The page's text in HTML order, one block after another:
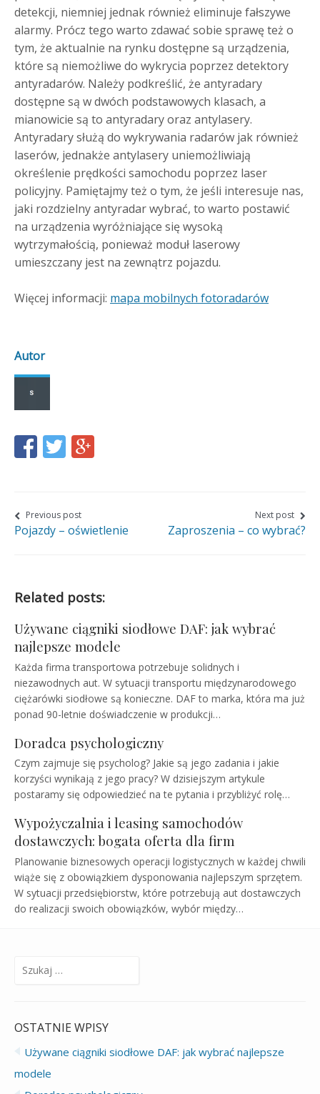
detekcji, niemniej jednak również eliminuje fałszywe
alarmy. Prócz tego warto zdawać sobie sprawę też o
tym, że aktualnie na rynku dostępne są urządzenia,
które są niemożliwe do wykrycia poprzez detektory
antyradarów. Należy podkreślić, że antyradary
dostępne są w dwóch podstawowych klasach, a
mianowicie są to antyradary oraz antylasery.
Antyradary służą do wykrywania radarów jak również
laserów, jednakże antylasery uniemożliwiają
określenie prędkości samochodu poprzez laser
policyjny. Pamiętajmy też o tym, że jeśli interesuje nas,
jaki rozdzielny antyradar wybrać, to warto postawić
na urządzenia wyróżniające się wysoką
wytrzymałością, ponieważ moduł laserowy
umieszczany jest na zewnątrz pojazdu.
Więcej informacji: mapa mobilnych fotoradarów
Autor
Share
on
Facebook
Share
on
Twitter
Share
on
Google+
Nawigacja
wpisu
Previous post
Pojazdy – oświetlenie
Next post
Zaproszenia – co wybrać?
Related posts:
Używane ciągniki siodłowe DAF: jak wybrać
najlepsze modele
Każda firma transportowa potrzebuje solidnych i
niezawodnych aut. W sytuacji transportu międzynarodowego
ciężarówki siodłowe są konieczne. DAF to marka, która ma już
ponad 90-letnie doświadczenie w produkcji…
Doradca psychologiczny
Czym zajmuje się psycholog? Jakie są jego zadania i jakie
korzyści wynikają z jego pracy? W dzisiejszym artykule
postaramy się odpowiedzieć na te pytania i przybliżyć rolę…
Wypożyczalnia i leasing samochodów
dostawczych: bogata oferta dla firm
Planowanie biznesowych operacji logistycznych w każdej chwili
wiąże się z obowiązkiem dysponowania najlepszym sprzętem.
W sytuacji przedsiębiorstw, które potrzebują aut dostawczych
do realizacji swoich obowiązków, wybór między…
Szukaj:
OSTATNIE WPISY
Używane ciągniki siodłowe DAF: jak wybrać najlepsze
modele